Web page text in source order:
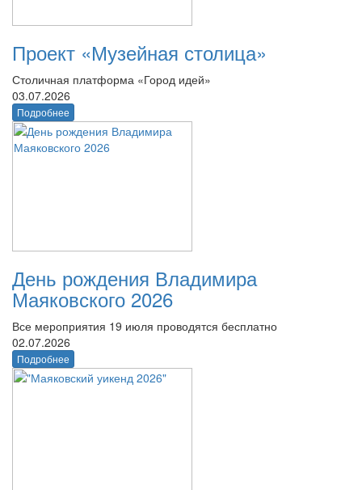
Проект «Музейная столица»
Столичная платформа «Город идей»
03.07.2026
Подробнее
День рождения Владимира
Маяковского 2026
Все мероприятия 19 июля проводятся бесплатно
02.07.2026
Подробнее